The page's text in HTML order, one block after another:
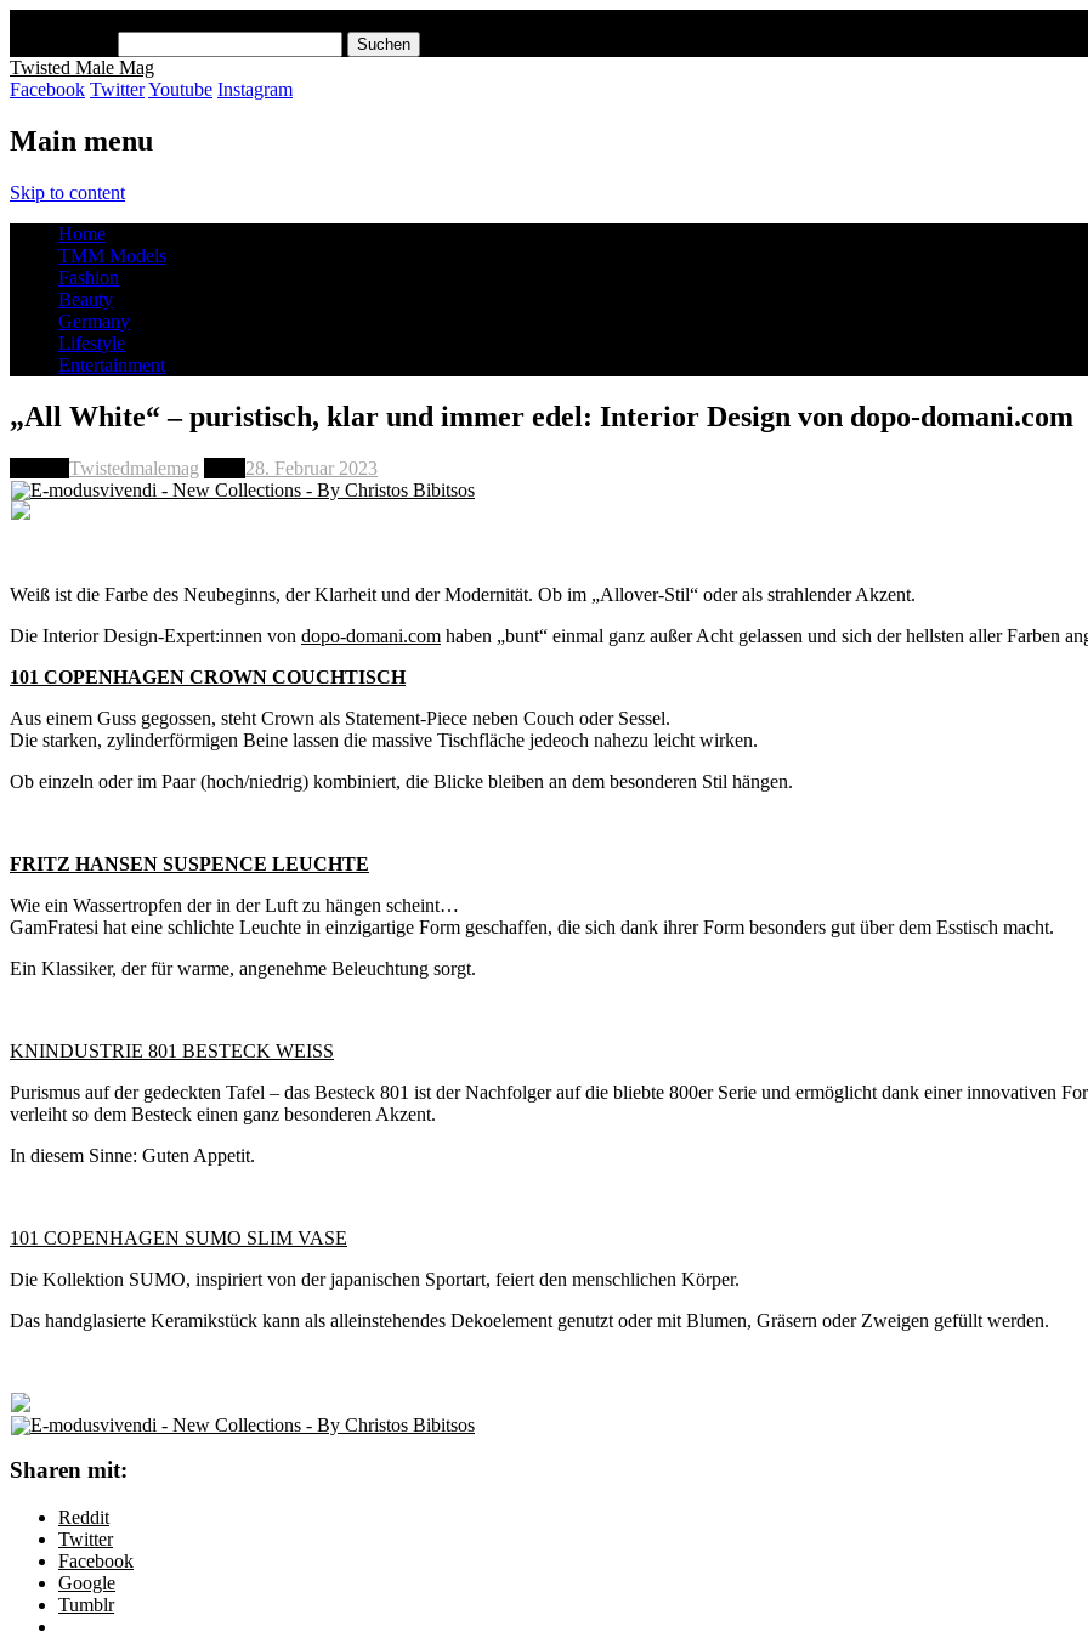
Twisted Male Mag
Facebook TwitterYoutube Instagram
Main menu
Skip to content
Home
TMM Models
Fashion
Beauty
Germany
Lifestyle
Entertainment
„All White“ – puristisch, klar und immer edel: Interior Design von dopo-domani.com
Twistedmalemag 28. Februar 2023
Weiß ist die Farbe des Neubeginns, der Klarheit und der Modernität. Ob im „Allover-Stil“ oder als strahlender Akzent.
Die Interior Design-Expert:innen von dopo-domani.com haben „bunt“ einmal ganz außer Acht gelassen und sich der hellsten aller Farben
101 COPENHAGEN CROWN COUCHTISCH
Aus einem Guss gegossen, steht Crown als Statement-Piece neben Couch oder Sessel.
Die starken, zylinderförmigen Beine lassen die massive Tischfläche jedeoch nahezu leicht wirken.
Ob einzeln oder im Paar (hoch/niedrig) kombiniert, die Blicke bleiben an dem besonderen Stil hängen.
FRITZ HANSEN SUSPENCE LEUCHTE
Wie ein Wassertropfen der in der Luft zu hängen scheint…
GamFratesi hat eine schlichte Leuchte in einzigartige Form geschaffen, die sich dank ihrer Form besonders gut über dem Esstisch macht.
Ein Klassiker, der für warme, angenehme Beleuchtung sorgt.
KNINDUSTRIE 801 BESTECK WEISS
Purismus auf der gedeckten Tafel – das Besteck 801 ist der Nachfolger auf die bliebte 800er Serie und ermöglicht dank einer innovativen
verleiht so dem Besteck einen ganz besonderen Akzent.
In diesem Sinne: Guten Appetit.
101 COPENHAGEN SUMO SLIM VASE
Die Kollektion SUMO, inspiriert von der japanischen Sportart, feiert den menschlichen Körper.
Das handglasierte Keramikstück kann als alleinstehendes Dekoelement genutzt oder mit Blumen, Gräsern oder Zweigen gefüllt werden.
Sharen mit:
Reddit
Twitter
Facebook
Google
Tumblr